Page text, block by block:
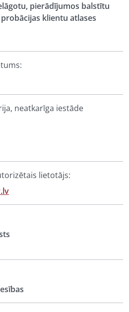
pierādījumos balstītu
klientu atlases
neatkarīga iestāde
lietotājs: